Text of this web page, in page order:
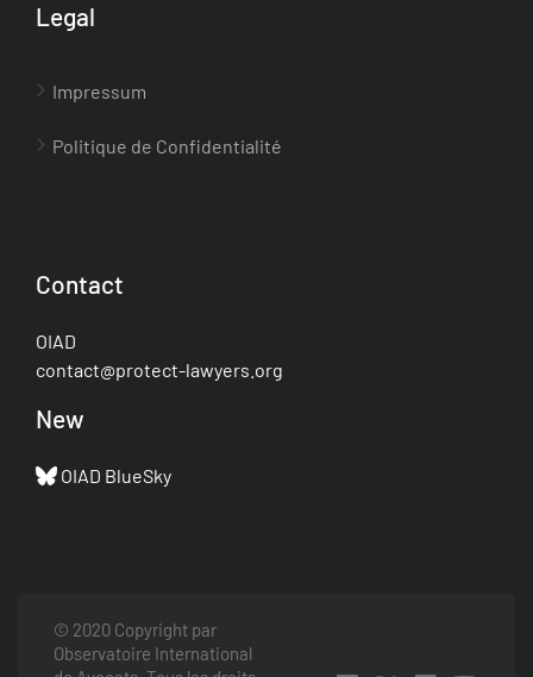
Legal
Impressum
Politique de Confidentialité
Contact
OIAD
contact@protect-lawyers.org
New
OIAD BlueSky
© 2020 Copyright par
Observatoire International